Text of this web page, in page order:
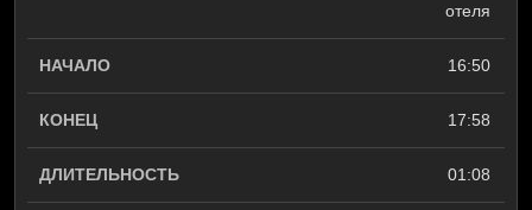
отеля
16:50
17:58
01:08